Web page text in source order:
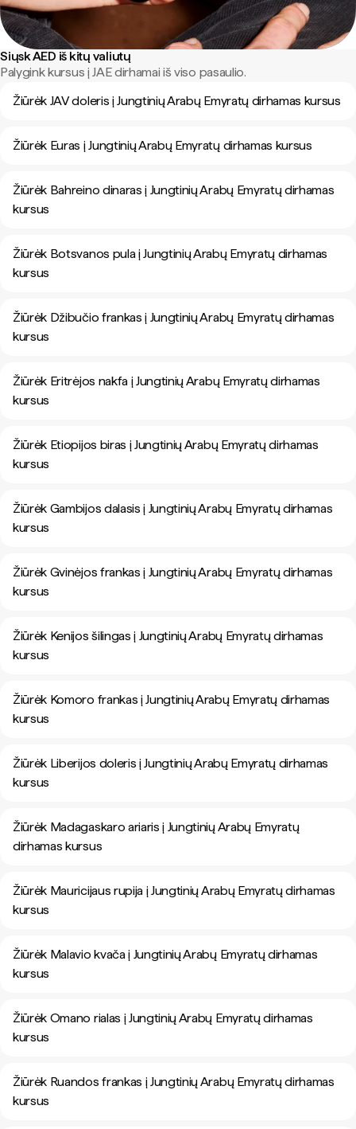
Siųsk AED iš kitų valiutų
Palygink kursus į JAE dirhamai iš viso pasaulio.
Žiūrėk JAV doleris į Jungtinių Arabų Emyratų dirhamas kursus
Žiūrėk Euras į Jungtinių Arabų Emyratų dirhamas kursus
Žiūrėk Bahreino dinaras į Jungtinių Arabų Emyratų dirhamas
kursus
Žiūrėk Botsvanos pula į Jungtinių Arabų Emyratų dirhamas
kursus
Žiūrėk Džibučio frankas į Jungtinių Arabų Emyratų dirhamas
kursus
Žiūrėk Eritrėjos nakfa į Jungtinių Arabų Emyratų dirhamas
kursus
Žiūrėk Etiopijos biras į Jungtinių Arabų Emyratų dirhamas
kursus
Žiūrėk Gambijos dalasis į Jungtinių Arabų Emyratų dirhamas
kursus
Žiūrėk Gvinėjos frankas į Jungtinių Arabų Emyratų dirhamas
kursus
Žiūrėk Kenijos šilingas į Jungtinių Arabų Emyratų dirhamas
kursus
Žiūrėk Komoro frankas į Jungtinių Arabų Emyratų dirhamas
kursus
Žiūrėk Liberijos doleris į Jungtinių Arabų Emyratų dirhamas
kursus
Žiūrėk Madagaskaro ariaris į Jungtinių Arabų Emyratų
dirhamas kursus
Žiūrėk Mauricijaus rupija į Jungtinių Arabų Emyratų dirhamas
kursus
Žiūrėk Malavio kvača į Jungtinių Arabų Emyratų dirhamas
kursus
Žiūrėk Omano rialas į Jungtinių Arabų Emyratų dirhamas
kursus
Žiūrėk Ruandos frankas į Jungtinių Arabų Emyratų dirhamas
kursus